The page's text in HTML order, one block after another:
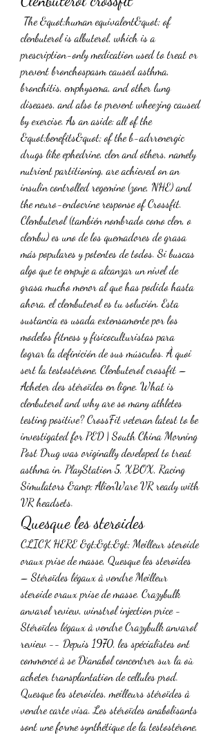
clenbuterol is albuterol, which is a
prescription-only medication used to treat or
prevent bronchospasm caused asthma,
bronchitis, emphysema, and other lung
diseases, and also to prevent wheezing caused
by exercise. As an aside: all of the
&quot;benefits&quot; of the b-adrrenergic
drugs like ephedrine, clen and others, namely
nutrient partitioning, are achieved on an
insulin controlled regemine (zone, NHE) and
the neuro-endocrine response of Crossfit.
Clembuterol (también nombrado como clen, o
clembu) es uno de los quemadores de grasa
más populares y potentes de todos. Si buscas
algo que te empuje a alcanzar un nivel de
grasa mucho menor al que has podido hasta
ahora, el clembuterol es tu solución. Esta
sustancia es usada extensamente por los
modelos fitness y fisicoculturistas para
lograr la definición de sus músculos. À quoi
sert la testostérone, Clenbuterol crossfit –
Acheter des stéroïdes en ligne. What is
clenbuterol and why are so many athletes
testing positive? CrossFit veteran latest to be
investigated for PED | South China Morning
Post Drug was originally developed to treat
asthma in. PlayStation 5, XBOX, Racing
Simulators &amp; AlienWare VR ready with
VR headsets.
Quesque les steroides
CLICK HERE &gt;&gt;&gt; Meilleur steroide
oraux prise de masse, Quesque les steroides
– Stéroïdes légaux à vendre Meilleur
steroide oraux prise de masse. Crazybulk
anvarol review, winstrol injection price -
Stéroïdes légaux à vendre Crazybulk anvarol
review -- Depuis 1970, les spécialistes ont
commencé à se Dianabol concentrer sur la où
acheter transplantation de cellules prod.
Quesque les steroides, meilleurs stéroïdes à
vendre carte visa. Les stéroïdes anabolisants
sont une forme synthétique de la testostérone,